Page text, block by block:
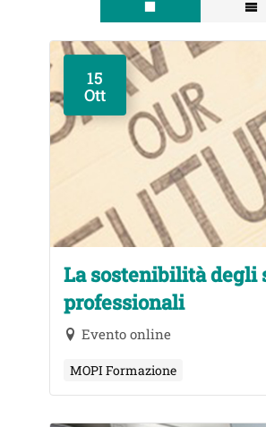
15
Ott
La sostenibilità degli
professionali
Evento online
MOPI Formazione